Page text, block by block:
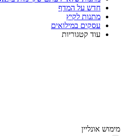
חדש על המדף
מתנות לקיץ
עסקים במילואים
עוד קטגוריות
אזור
מימוש אונליין